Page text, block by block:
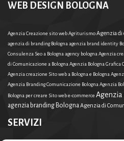
WEB DESIGN BOLOGNA
Agenzia Creazione sito web AgriturismoAgenzia di
agenzia di branding Bolognaagenzia brand identity
Consulenza Seo a Bolognaagency bolognaAgenzia
di Comunicazione a BolognaAgenzia Bologna Grafica
Agenzia creazione Sito web a Bologna e Bologna
Agenzia Branding Comunicazione BolognaAgenzia
Bologna per creare Sito web e-commerce Agenzia
agenzia branding BolognaAgenzia di
SERVIZI